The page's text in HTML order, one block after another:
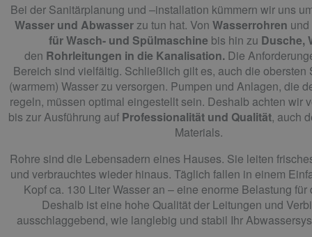
Bei der Sanitärplanung und –installation kümmern wir uns
Wasser und Abwasserzu tun hat. Von Wasserrohren und
für Wasch- und Spülmaschine bis hin zu Dusche,
den Rohrleitungen in die Kanalisation. Die
Bereich sind vielfältig. Schließlich gilt es, auch die obersten
(warmem) Wasser zu versorgen. Pumpen und Anlagen, die
regeln, müssen optimal eingestellt sein. Deshalb achten wir
bis zur Ausführung auf Professionalität und Qualität, auch
Materials.
Rohre sind die Lebensadern eines Hauses. Sie leiten
und verbrauchtes wieder hinaus. Täglich fallen in einem
Kopf ca. 130 Liter Wasser an – eine enorme Belastung für
Deshalb ist eine hohe Qualität der Leitungen und
ausschlaggebend, wie langlebig und stabil Ihr